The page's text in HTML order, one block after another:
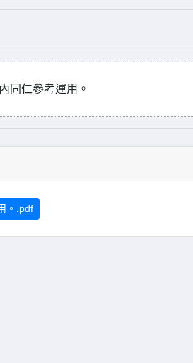
同仁參考運用。
。.pdf